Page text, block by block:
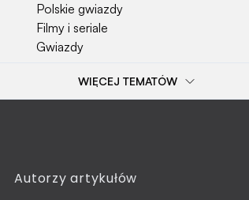
Polskie gwiazdy
Filmy i seriale
Gwiazdy
Popularne tematy
Emerytura
WIĘCEJ TEMATÓW
Autorzy artykułów